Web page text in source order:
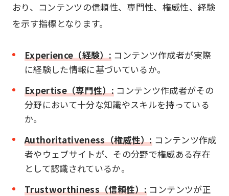
おり、コンテンツの信頼性、専門性、権威性、経験
を示す指標となります。
Experience（経験）: コンテンツ作成者が実際
に経験した情報に基づいているか。
Expertise（専門性）: コンテンツ作成者がその
分野において十分な知識やスキルを持っている
か。
Authoritativeness（権威性）:コンテンツ作成
者やウェブサイトが、その分野で権威ある存在
として認識されているか。
Trustworthiness（信頼性）: コンテンツが正